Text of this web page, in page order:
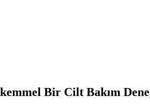
Bir Cilt Bakım